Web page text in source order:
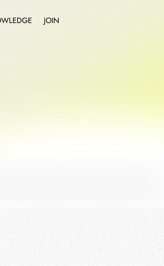
JOIN